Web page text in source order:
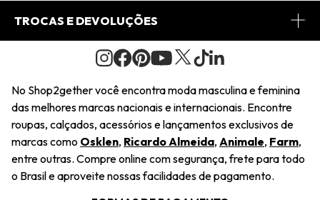
Journal
Saiu na Mídia
Sustentabilidade
Navegando
Regulamento e Promoções
Minha Conta
Pedido de Presente
Wishlist
TROCAS E DEVOLUÇÕES
Condições Gerais
Troca Fácil
Restituição de Pagamento
Dúvidas Frequentes
No Shop2gether você encontra moda masculina e feminina
das melhores marcas nacionais e internacionais. Encontre
roupas, calçados, acessórios e lançamentos exclusivos de
marcas como Osklen, Ricardo Almeida, Animale, Farm,
entre outras. Compre online com segurança, frete para todo
o Brasil e aproveite nossas facilidades de pagamento.